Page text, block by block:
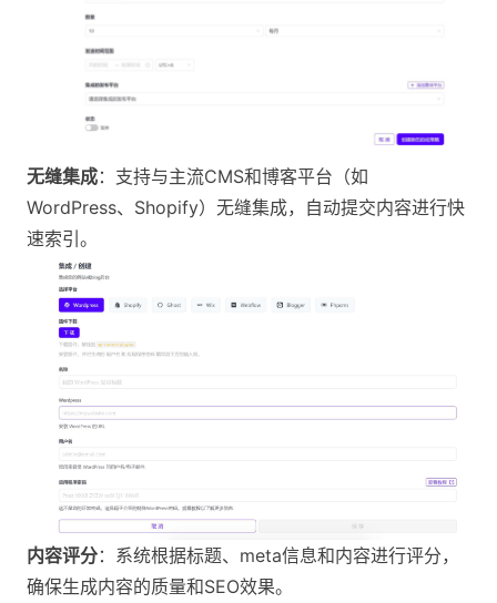
无缝集成：支持与主流CMS和博客平台（如
WordPress、Shopify）无缝集成，自动提交内容进行快
速索引​。
内容评分：系统根据标题、meta信息和内容进行评分，
确保生成内容的质量和SEO效果​。